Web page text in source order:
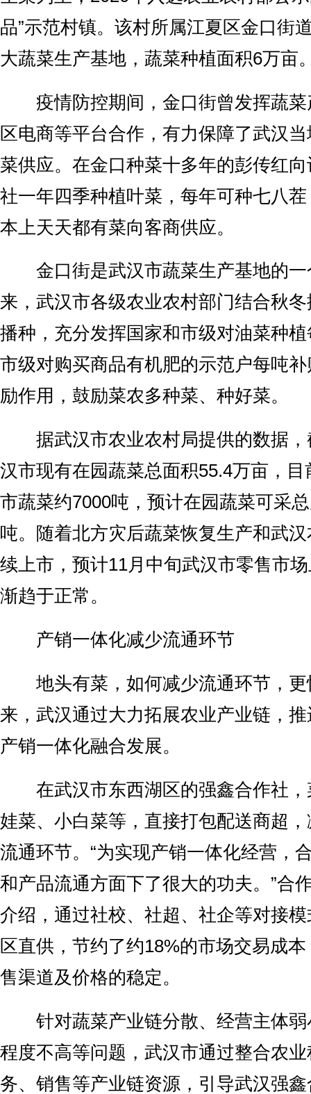
品”示范村镇。该村所属江夏区金口街
大蔬菜生产基地，蔬菜种植面积6万亩
疫情防控期间，金口街曾发挥蔬菜
区电商等平台合作，有力保障了武汉
菜供应。在金口种菜十多年的彭传红
社一年四季种植叶菜，每年可种七八
本上天天都有菜向客商供应。
金口街是武汉市蔬菜生产基地的一
来，武汉市各级农业农村部门结合秋
播种，充分发挥国家和市级对油菜种
市级对购买商品有机肥的示范户每吨
励作用，鼓励菜农多种菜、种好菜。
据武汉市农业农村局提供的数据，
汉市现有在园蔬菜总面积55.4万亩，
市蔬菜约7000吨，预计在园蔬菜可采
吨。随着北方灾后蔬菜恢复生产和武
续上市，预计11月中旬武汉市零售市
渐趋于正常。
产销一体化减少流通环节
地头有菜，如何减少流通环节，更
来，武汉通过大力拓展农业产业链，
产销一体化融合发展。
在武汉市东西湖区的强鑫合作社，
娃菜、小白菜等，直接打包配送商超
流通环节。“为实现产销一体化经营，
和产品流通方面下了很大的功夫。”合
介绍，通过社校、社超、社企等对接
区直供，节约了约18%的市场交易成
售渠道及价格的稳定。
针对蔬菜产业链分散、经营主体弱
程度不高等问题，武汉市通过整合农
务、销售等产业链资源，引导武汉强